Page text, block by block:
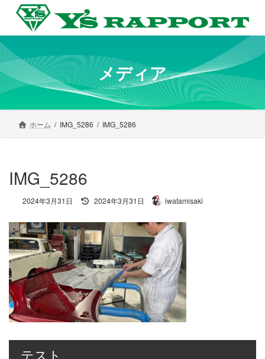
ン
ツ
へ
ス
キ
プ
ー
シ
ョ
ン
に
動
メディア
ホーム IMG_5286 IMG_5286
IMG_5286
2024年3月31日
最
新
時
:
2024年3月31日 iwatamisaki
テスト